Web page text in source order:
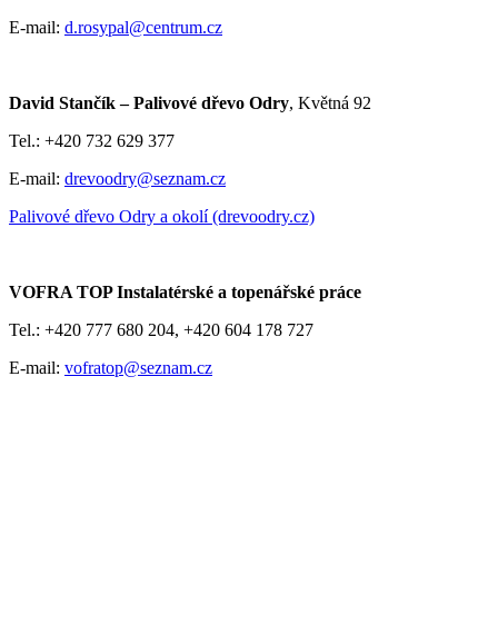
E-mail: d.rosypal@centrum.cz
David Stančík – Palivové dřevo Odry, Květná 92
Tel.: +420 732 629 377
E-mail: drevoodry@seznam.cz
Palivové dřevo Odry a okolí (drevoodry.cz)
VOFRA TOP Instalatérské a topenářské práce
Tel.: +420 777 680 204, +420 604 178 727
E-mail: vofratop@seznam.cz